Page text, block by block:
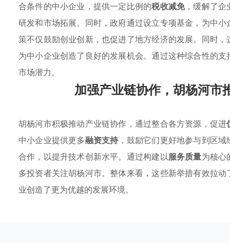
合条件的中小企业，提供一定比例的税收减免，缓解了企
研发和市场拓展。同时，政府通过设立专项基金，为中
策不仅鼓励创业创新，也促进了地方经济的发展。同时
为中小企业创造了良好的发展机会。通过这种综合性的
市场潜力。
加强产业链协作，胡杨河市
胡杨河市积极推动产业链协作，通过整合各方资源，促进
中小企业提供更多融资支持 ，鼓励它们更好地参与到区
合作，以提升技术创新水平。通过构建以服务质量为核心
多投资者关注胡杨河市。整体来看，这些新举措有效拉
业创造了更为优越的发展环境。